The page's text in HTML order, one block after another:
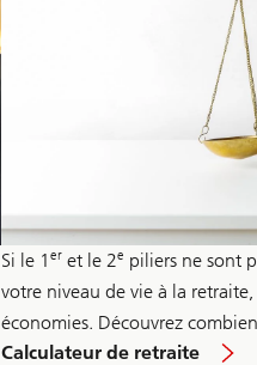
Si le 1 eret le 2e piliers ne sont
votre niveau de vie à la
économies. Découvrez
Calculateur de retraite